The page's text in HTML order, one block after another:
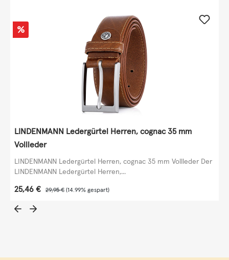
Rabatt
%
LINDENMANN Ledergürtel Herren, cognac 35 mm
Vollleder
LINDENMANN Ledergürtel Herren, cognac 35 mm Vollleder Der
LINDENMANN Ledergürtel Herren,...
Verkaufspreis:
25,46 € Regulärer Preis:
29,95 € (14.99% gespart)